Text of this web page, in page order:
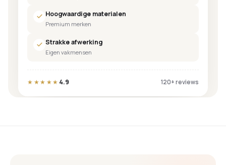
Hoogwaardige materialen
Premium merken
Strakke afwerking
Eigen vakmensen
★★★★★ 4.9 120+ reviews